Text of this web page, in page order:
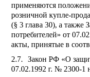
применяются
розничной купле-
(§ 3 глава 30), а также
потребителей» от
акты, принятые в
Закон РФ «О
07.02.1992 г. № 2300-1